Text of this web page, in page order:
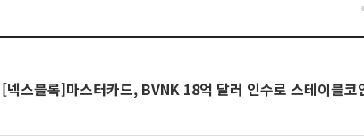
[넥스블록]마스터카드, BVNK